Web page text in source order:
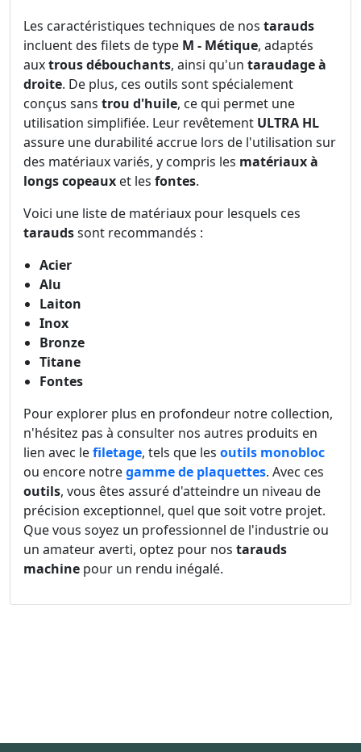
Les caractéristiques techniques de nos tarauds
incluent des filets de type M - Métique, adaptés
auxtrous débouchants, ainsi qu'un taraudage à
droite. De plus, ces outils sont spécialement
conçus sans trou d'huile, ce qui permet une
utilisation simplifiée. Leur revêtement ULTRA HL
assure une durabilité accrue lors de l'utilisation sur
des matériaux variés, y compris les matériaux à
longs copeaux et les fontes.
Voici une liste de matériaux pour lesquels ces
taraudssont recommandés :
Acier
Alu
Laiton
Inox
Bronze
Titane
Fontes
Pour explorer plus en profondeur notre collection,
n'hésitez pas à consulter nos autres produits en
lien avec lefiletage, tels que les outils monobloc
ou encore notregamme de plaquettes. Avec ces
outils, vous êtes assuré d'atteindre un niveau de
précision exceptionnel, quel que soit votre projet.
Que vous soyez un professionnel de l'industrie ou
un amateur averti, optez pour nos tarauds
machine pour un rendu inégalé.